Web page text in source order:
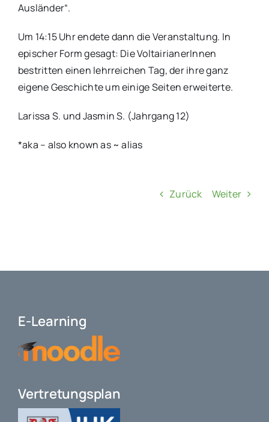
Ausländer“.
Um 14:15 Uhr endete dann die Veranstaltung. In
epischer Form gesagt: Die VoltairianerInnen
bestritten einen lehrreichen Tag, der ihre ganz
eigene Geschichte um einige Seiten erweiterte.
Larissa S. und Jasmin S. (Jahrgang 12)
*aka – also known as ~ alias
Zurück Weiter
E-Learning
Vertretungsplan